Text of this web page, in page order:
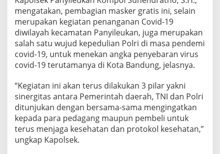
mengatakan, pembagian masker gratis ini, selain
merupakan kegiatan penanganan Covid-19
diwilayah kecamatan Panyileukan, juga merupakan
salah satu wujud kepedulian Polri di masa pendemi
covid-19, untuk menekan angka penyebaran virus
covid-19 terutamanya di Kota Bandung, jelasnya.
“Kegiatan ini akan terus dilakukan 3 pilar yakni
sinergitas antara Pemerintah daerah, TNI dan Polri
ditunjukan dengan bersama-sama mengingatkan
kepada para pedagang maupun pembeli untuk
terus menjaga kesehatan dan protokol kesehatan,”
ungkap Kapolsek.